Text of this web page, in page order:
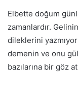
Elbette doğum
zamanlardır.
dileklerini
demenin ve onu
bazılarına bir göz